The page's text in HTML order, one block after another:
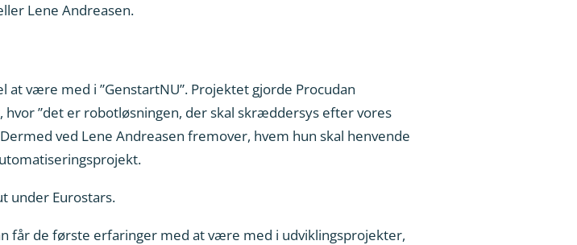
Lene Andreasen.
være med i ”GenstartNU”. Projektet gjorde Procudan
”det er robotløsningen, der skal skræddersys efter vores
ved Lene Andreasen fremover, hvem hun skal henvende
under Eurostars.
får de første erfaringer med at være med i udviklingsprojekter,